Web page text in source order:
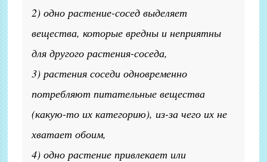
2) одно растение-сосед выделяет
вещества, которые вредны и неприятны
для другого растения-соседа,
3) растения соседи одновременно
потребляют питательные вещества
(какую-то их категорию), из-за чего их не
хватает обоим,
4) одно растение привлекает или